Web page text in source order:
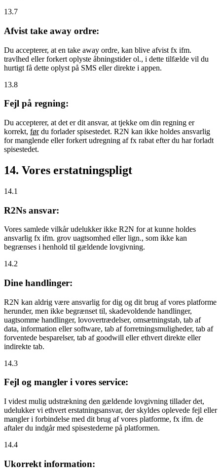
13.7
Afvist take away ordre:
Du accepterer, at en take away ordre, kan blive afvist fx ifm.
travlhed eller forkert oplyste åbningstider ol., i dette tilfælde vil du
hurtigt få dette oplyst på SMS eller direkte i appen.
13.8
Fejl på regning:
Du accepterer, at det er dit ansvar, at tjekke om din regning er
korrekt, førdu forlader spisestedet. R2N kan ikke holdes ansvarlig
for manglende eller forkert udregning af fx rabat efter du har forladt
spisestedet.
14. Vores erstatningspligt
14.1
R2Ns ansvar:
Vores samlede vilkår udelukker ikke R2N for at kunne holdes
ansvarlig fx ifm. grov uagtsomhed eller lign., som ikke kan
begrænses i henhold til gældende lovgivning.
14.2
Dine handlinger:
R2N kan aldrig være ansvarlig for dig og dit brug af vores platforme
herunder, men ikke begrænset til, skadevoldende handlinger,
uagtsomme handlinger, lovovertrædelser, omsætningstab, tab af
data, information eller software, tab af forretningsmuligheder, tab af
forventede besparelser, tab af goodwill eller ethvert direkte eller
indirekte tab.
14.3
Fejl og mangler i vores service:
I videst mulig udstrækning den gældende lovgivning tillader det,
udelukker vi ethvert erstatningsansvar, der skyldes oplevede fejl eller
mangler i forbindelse med dit brug af vores platforme, fx ifm. de
aftaler du indgår med spisestederne på platformen.
14.4
Ukorrekt information: